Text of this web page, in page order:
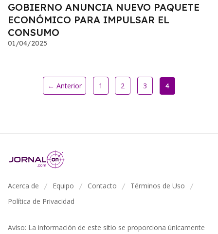
GOBIERNO ANUNCIA NUEVO PAQUETE
ECONÓMICO PARA IMPULSAR EL
CONSUMO
01/04/2025
← Anterior 1 2 3 4
Acerca de / Equipo / Contacto / Términos de Uso /
Política de Privacidad
Aviso: La información de este sitio se proporciona únicamente